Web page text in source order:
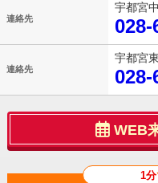
連絡先
宇都宮
028-
連絡先
宇都宮
028-
WEB
1分